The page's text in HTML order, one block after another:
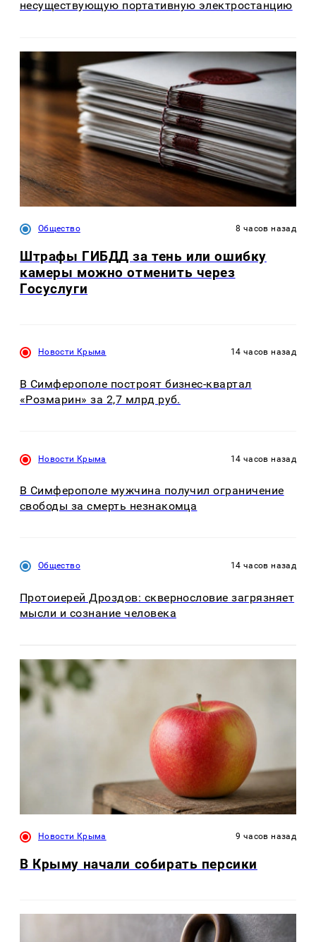
несуществующую портативную электростанцию
Общество 8 часов назад
Штрафы ГИБДД за тень или ошибку
камеры можно отменить через
Госуслуги
Новости Крыма 14 часов назад
В Симферополе построят бизнес-квартал
«Розмарин» за 2,7 млрд руб.
Новости Крыма 14 часов назад
В Симферополе мужчина получил ограничение
свободы за смерть незнакомца
Общество 14 часов назад
Протоиерей Дроздов: сквернословие загрязняет
мысли и сознание человека
Новости Крыма 9 часов назад
В Крыму начали собирать персики